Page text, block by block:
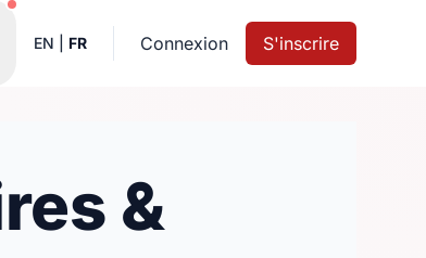
Notifications actives
EN FR Connexion S'inscrire
&